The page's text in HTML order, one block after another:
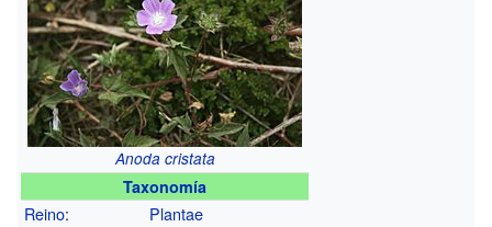
Anoda cristata
Taxonomía
Reino:
Plantae